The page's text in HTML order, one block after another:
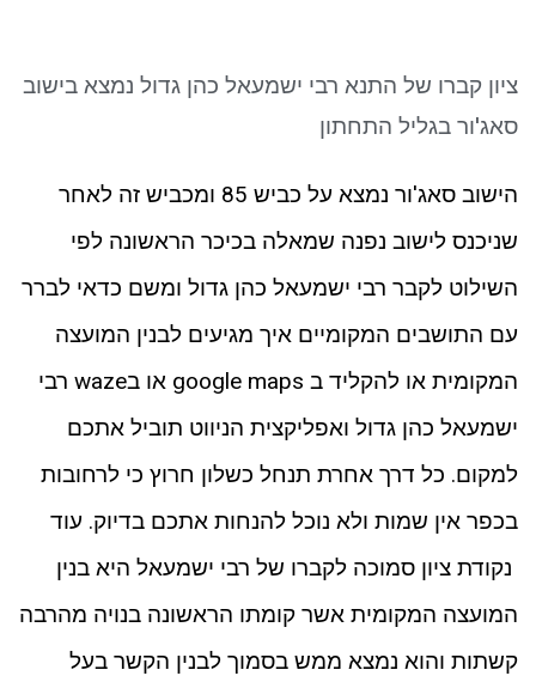
לאפס את כל האפשרויות
ציון קברו של התנא רבי ישמעאל כהן גדול נמצא בישוב
סאג'ור בגליל התחתון
הישוב סאג'ור נמצא על כביש 85 ומכביש זה לאחר
שניכנס לישוב נפנה שמאלה בכיכר הראשונה לפי
השילוט לקבר רבי ישמעאל כהן גדול ומשם כדאי לברר
עם התושבים המקומיים איך מגיעים לבנין המועצה
המקומית או להקליד ב google maps או בwaze רבי
ישמעאל כהן גדול ואפליקצית הניווט תוביל אתכם
למקום. כל דרך אחרת תנחל כשלון חרוץ כי לרחובות
בכפר אין שמות ולא נוכל להנחות אתכם בדיוק. עוד
נקודת ציון סמוכה לקברו של רבי ישמעאל היא בנין
המועצה המקומית אשר קומתו הראשונה בנויה מהרבה
קשתות והוא נמצא ממש בסמוך לבנין הקשר בעל